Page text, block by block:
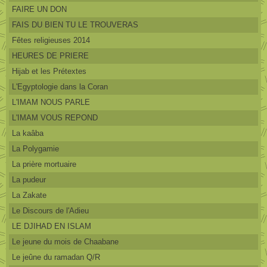
FAIRE UN DON
FAIS DU BIEN TU LE TROUVERAS
Fêtes religieuses 2014
HEURES DE PRIERE
Hijab et les Prétextes
L'Egyptologie dans la Coran
L'IMAM NOUS PARLE
L'IMAM VOUS REPOND
La kaâba
La Polygamie
La prière mortuaire
La pudeur
La Zakate
Le Discours de l'Adieu
LE DJIHAD EN ISLAM
Le jeune du mois de Chaabane
Le jeûne du ramadan Q/R